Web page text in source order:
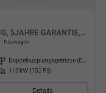
Dynamic 2.0 TDI 150PS DSG, 5JAHRE GARANTIE, DCC-FAHRWERK, 18" Alu, MATRIX-LED-Scheinwerfer, NAVI 9", Beheizte Frontscheibe, Interieur LOUNGE, Side Assist, Virtual Cockpit 10", Elektr. Heckklappe, Parksensoren v/h, Kamera, Kessy, Winter-Paket, SunSet, Climatronic
Neuwagen
Getriebe
Doppelkupplungsgetriebe (DSG)
Leistung 110 kW (150 PS)
Details